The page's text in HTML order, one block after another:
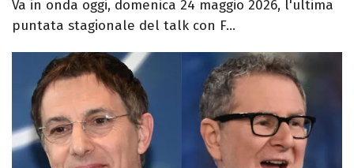
Va in onda oggi, domenica 24 maggio 2026, l'ultima
puntata stagionale del talk con F...